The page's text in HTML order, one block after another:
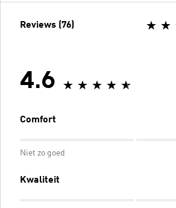
Reviews (76)
4.6
Comfort
Niet zo goed
Kwaliteit